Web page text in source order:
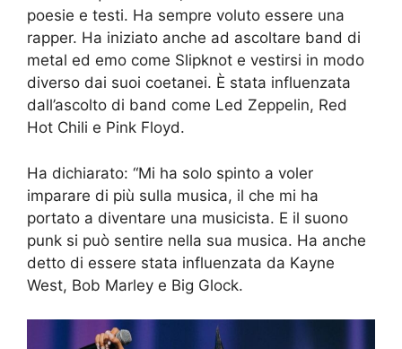
poesie e testi. Ha sempre voluto essere una
rapper. Ha iniziato anche ad ascoltare band di
metal ed emo come Slipknot e vestirsi in modo
diverso dai suoi coetanei. È stata influenzata
dall’ascolto di band come Led Zeppelin, Red
Hot Chili e Pink Floyd.
Ha dichiarato: “Mi ha solo spinto a voler
imparare di più sulla musica, il che mi ha
portato a diventare una musicista. E il suono
punk si può sentire nella sua musica. Ha anche
detto di essere stata influenzata da Kayne
West, Bob Marley e Big Glock.